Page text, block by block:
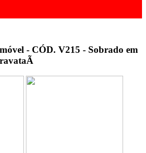
- CÓD. V215 - Sobrado em